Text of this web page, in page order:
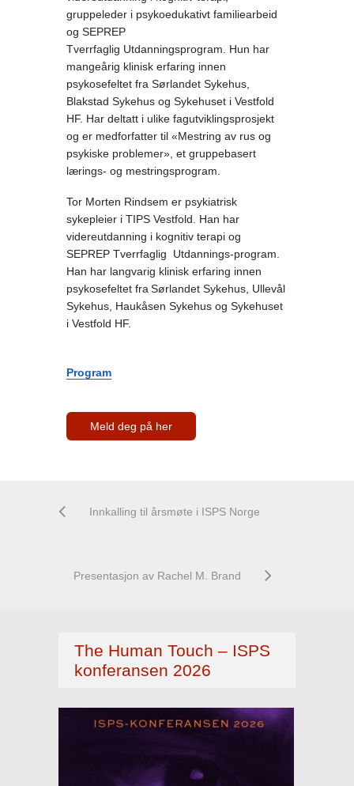
gruppeleder i psykoedukativt familiearbeid
og SEPREP
Tverrfaglig Utdanningsprogram. Hun har
mangeårig klinisk erfaring innen
psykosefeltet fra Sørlandet Sykehus,
Blakstad Sykehus og Sykehuset i Vestfold
HF. Har deltatt i ulike fagutviklingsprosjekt
og er medforfatter til «Mestring av rus og
psykiske problemer», et gruppebasert
lærings- og mestringsprogram.
Tor Morten Rindsem er psykiatrisk
sykepleier i TIPS Vestfold. Han har
videreutdanning i kognitiv terapi og
SEPREP Tverrfaglig Utdannings-program.
Han har langvarig klinisk erfaring innen
psykosefeltet fra Sørlandet Sykehus, Ullevål
Sykehus, Haukåsen Sykehus og Sykehuset
i Vestfold HF.
Program
Meld deg på her
Innkalling til årsmøte i ISPS Norge
Presentasjon av Rachel M. Brand
The Human Touch – ISPS
konferansen 2026